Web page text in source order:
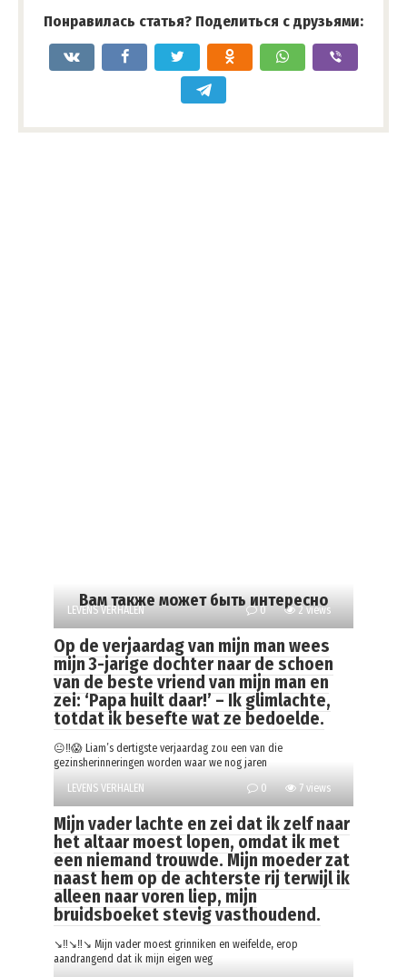
Понравилась статья? Поделиться с друзьями:
Вам также может быть интересно
LEVENS VERHALEN 0 2 views
Op de verjaardag van mijn man wees
mijn 3-jarige dochter naar de schoen
van de beste vriend van mijn man en
zei: ‘Papa huilt daar!’ – Ik glimlachte,
totdat ik besefte wat ze bedoelde.
😐‼️😱 Liam’s dertigste verjaardag zou een van die
gezinsherinneringen worden waar we nog jaren
LEVENS VERHALEN
0 7 views
Mijn vader lachte en zei dat ik zelf naar
het altaar moest lopen, omdat ik met
een niemand trouwde. Mijn moeder zat
naast hem op de achterste rij terwijl ik
alleen naar voren liep, mijn
bruidsboeket stevig vasthoudend.
↘️‼️↘️‼️↘️ Mijn vader moest grinniken en weifelde, erop
aandrangend dat ik mijn eigen weg